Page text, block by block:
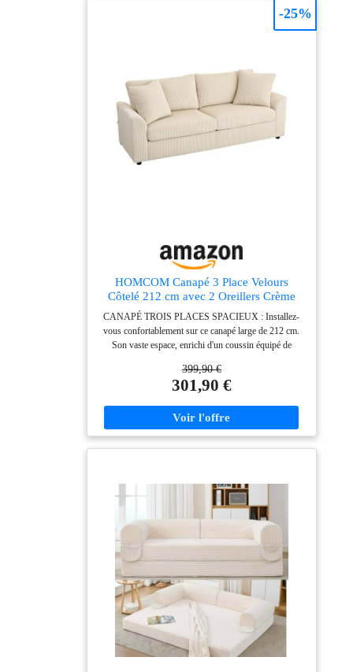
colocations ou bureaux à domicile, il se transforme
selon les usages – détente, accueil ou jeu – et s’intègre
bon soutien et reprend rapidement sa forme après
utilisation. Associé au tissu velours côtelé doux et
respirant, ce canapé convertible assure un confort
d’assise et d’allongement adapté aux soirées détente,
aux lectures ou aux pauses à la maison Structure
robuste et confortable : Ce canapé 3 places en velours
côtelé allie robustesse et confort. Doté d'un cadre en
forme d'origine (ce qui peut prendre jusqu'à 72
heures). Aucun outil n'est nécessaire pour le montage ;
il suffit de connecter chaque module manuellement en
suivant le manuel d'instructions. Les délais de livraison
HOMCOM Canapé 3 Place Velours
Côtelé 212 cm avec 2 Oreillers Crème
CANAPÉ TROIS PLACES SPACIEUX : Installez-
vous confortablement sur ce canapé large de 212 cm.
Son vaste espace, enrichi d'un coussin équipé de
haute densité, procure un confort supérieur pour une
détente absolue. DÉTENDEZ-VOUS AVEC
moelleux, le canapé 3 places offre une sensation
veloutée, chaude et agréable au contact de la peau. Son
de deux coussins moelleux, ce canapé pour salon
propose une assise et un dossier très épais de 16 cm
pour un confort maximal, parfait pour se détendre,
visionner un film ou discuter entre amis.
CONSTRUCTION ROBUSTE : Avec sa structure en
acier solide, ce canapé moderne de trois places peut
supporter jusqu'à 450 kg, garantissant ainsi un confort
durable et fiable pour votre foyer. SPÉCIFICATIONS
: Dimensions totales : 212l x 80P x 88H cm. Charge
max. recommandée : 450 kg. Facile à assembler, il est
accompagné d'instructions claires pour une installation
rapide et sans effort.
399,90 €
301,90 €
-25%